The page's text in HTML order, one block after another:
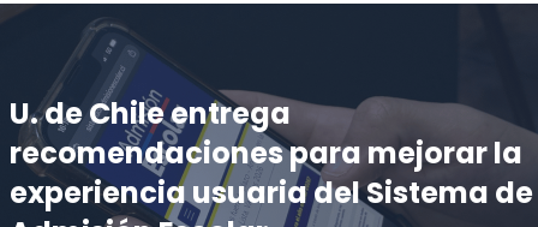
U. de Chile entrega
recomendaciones para mejorar la
experiencia usuaria del Sistema de